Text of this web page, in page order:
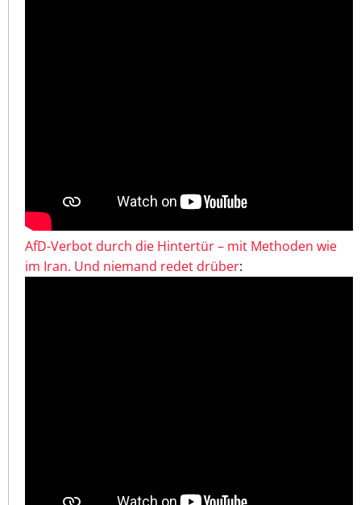
AfD-Verbot durch die Hintertür – mit Methoden wie
im Iran. Und niemand redet drüber: